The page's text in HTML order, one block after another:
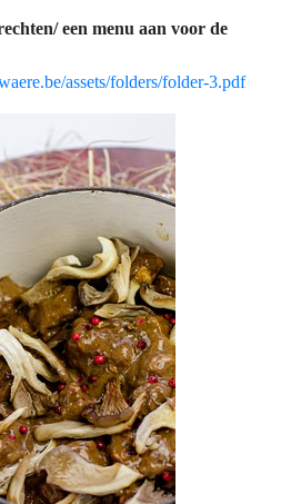
een menu aan voor de
assets/folders/folder-3.pdf